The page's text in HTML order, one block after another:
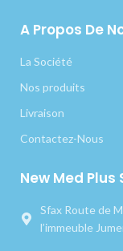
A Propos De
La Société
Nos produits
Livraison
Contactez-Nous
New Med Plus
Sfax Route de
l’immeuble